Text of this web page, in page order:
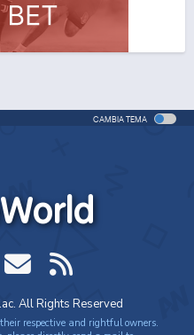
ep
del detective Cappello di
jou no Mecha Kyohei
ep
CAMBIA TEMA
All Rights Reserved
respective and rightful owners.